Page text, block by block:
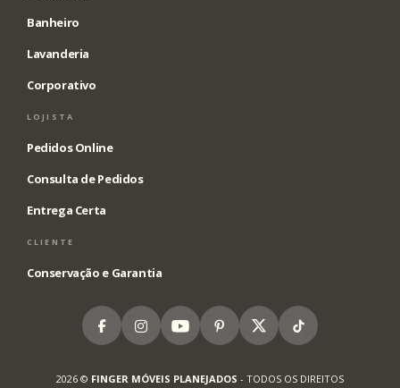
Banheiro
Lavanderia
Corporativo
LOJISTA
Pedidos Online
Consulta de Pedidos
Entrega Certa
CLIENTE
Conservação e Garantia
FacebookInstagramYoutubePinterest
X Tiktok
2026 © FINGER MÓVEIS PLANEJADOS - TODOS OS DIREITOS